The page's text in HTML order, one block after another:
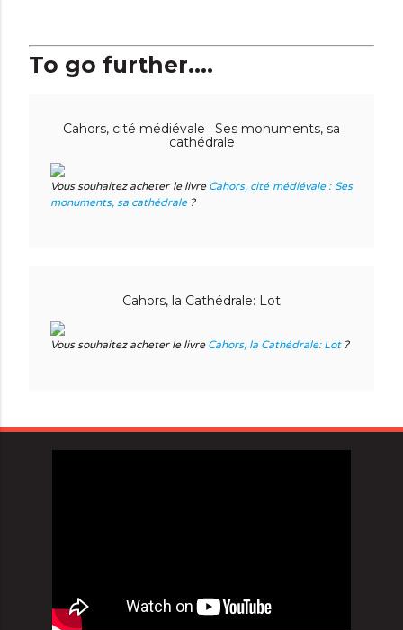
To go further....
Cahors, cité médiévale : Ses monuments, sa
cathédrale
Vous souhaitez acheter le livre Cahors, cité médiévale : Ses
monuments, sa cathédrale?
Cahors, la Cathédrale: Lot
Vous souhaitez acheter le livre Cahors, la Cathédrale: Lot?